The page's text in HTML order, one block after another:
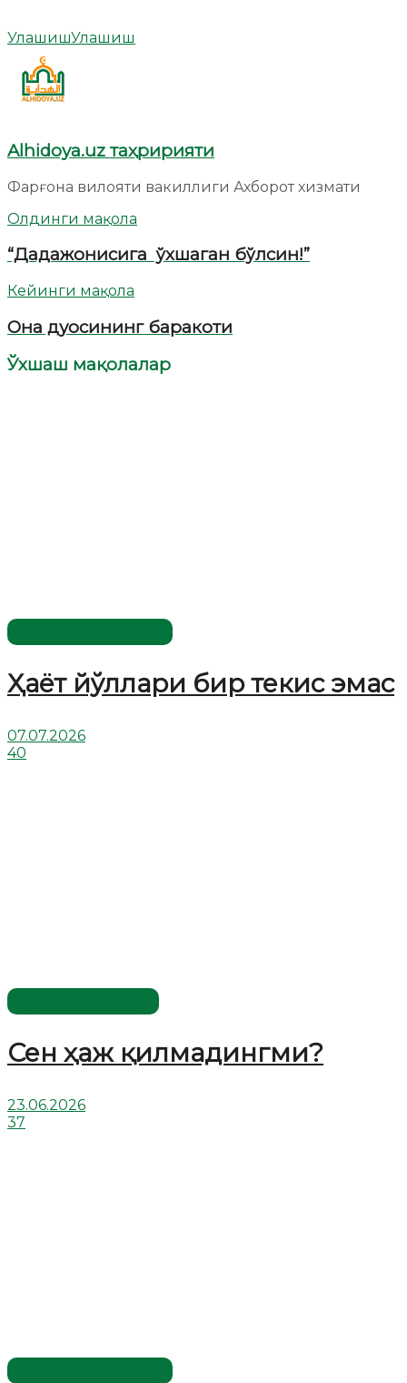
УлашишУлашиш
Alhidoya.uz таҳририяти
Фарғона вилояти вакиллиги Ахборот хизмати
Олдинги мақола
“Дадажонисига ўхшаган бўлсин!”
Кейинги мақола
Она дуосининг баракоти
Ўхшаш мақолалар
Ҳаёт йўллари бир текис эмас
07.07.2026
40
Сен ҳаж қилмадингми?
23.06.2026
37